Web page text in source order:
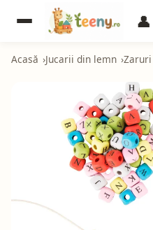
👤
Acasă Jucarii din lemn